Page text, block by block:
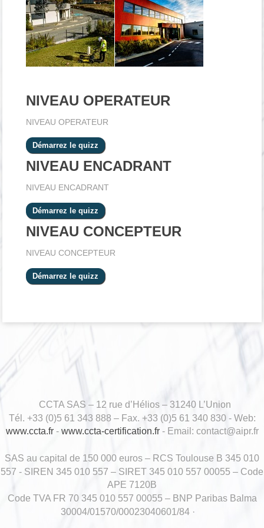
NIVEAU OPERATEUR
NIVEAU OPERATEUR
NIVEAU ENCADRANT
NIVEAU ENCADRANT
NIVEAU CONCEPTEUR
NIVEAU CONCEPTEUR
CCTA SAS – 12 rue d’Hélios – 31240 L’Union
Tél. +33 (0)5 61 343 888 – Fax. +33 (0)5 61 340 830 - Web:
www.ccta.fr- www.ccta-certification.fr- Email: contact@aipr.fr
SAS au capital de 150 000 euros – RCS Toulouse B 345 010
557 - SIREN 345 010 557 – SIRET 345 010 557 00055 – Code
APE 7120B
Code TVA FR 70 345 010 557 00055 – BNP Paribas Balma
30004/01570/00023040601/84 ·